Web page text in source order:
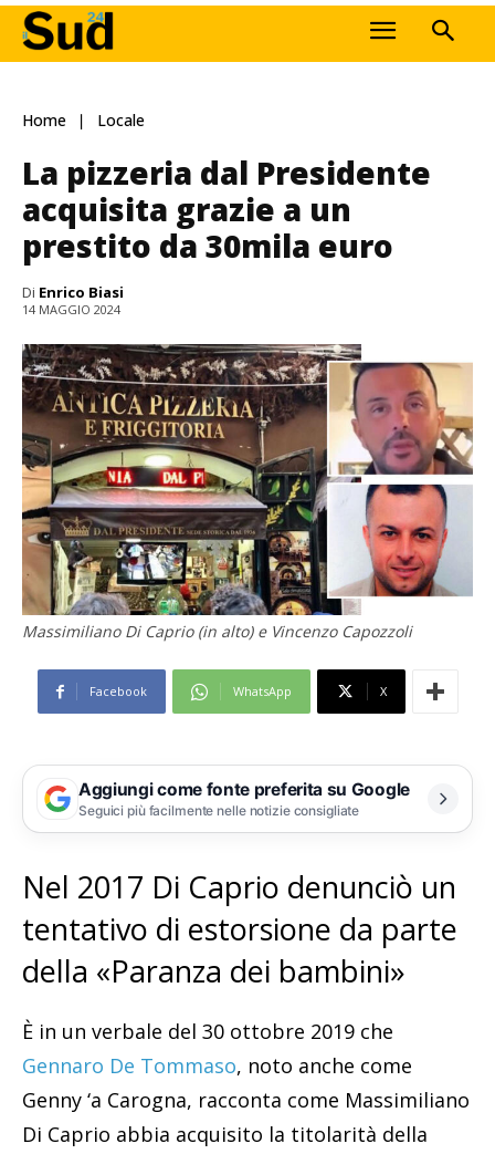
Home Locale
La pizzeria dal Presidente
acquisita grazie a un
prestito da 30mila euro
Di Enrico Biasi
14 MAGGIO 2024
Massimiliano Di Caprio (in alto) e Vincenzo Capozzoli
Facebook WhatsApp X
Aggiungi come fonte preferita su Google
Seguici più facilmente nelle notizie consigliate
Nel 2017 Di Caprio denunciò un
tentativo di estorsione da parte
della «Paranza dei bambini»
È in un verbale del 30 ottobre 2019 che
Gennaro De Tommaso, noto anche come
Genny ‘a Carogna, racconta come Massimiliano
Di Caprio abbia acquisito la titolarità della